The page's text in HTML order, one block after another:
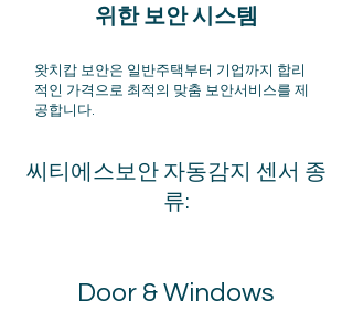
위한 보안 시스템
​왓치캅 보안은 일반주택부터 기업까지 합리
적인 가격으로 최적의 맞춤 보안서비스를 제
공합니다.
씨티에스보안 자동감지 센서 종
류:
Door & Windows